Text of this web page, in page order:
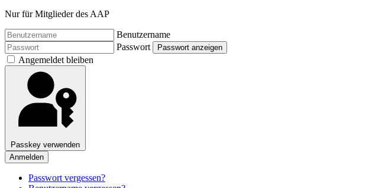
Nur für Mitglieder des AAP
Benutzername
Passwort
Passwort anzeigen
Angemeldet bleiben
Passkey verwenden
Anmelden
Passwort vergessen?